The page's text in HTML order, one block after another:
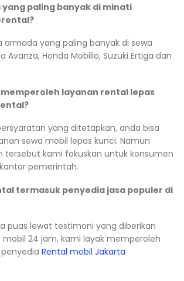
yang paling banyak di minati
armada yang paling banyak di sewa
Avanza, Honda Mobilio, Suzuki Ertiga dan
layanan rental lepas
yang ditetapkan, anda bisa
sewa mobil lepas kunci. Namun
tersebut kami fokuskan untuk konsumen
kantor pemerintah.
termasuk penyedia jasa populer di
puas lewat testimoni yang diberikan
mobil 24 jam, kami layak memperoleh
Rental mobil Jakarta